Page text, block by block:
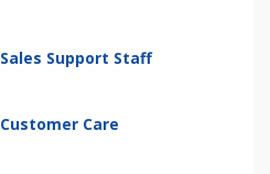
Sales Support Staff
Customer Care